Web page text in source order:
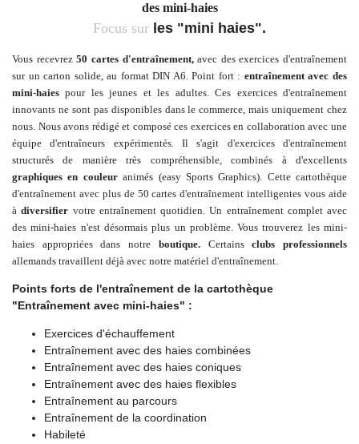
des mini-haies
Focus sur les "mini haies".
Vous recevrez50 cartes d'entraînement,avec des exercices d'entraînement
sur un carton solide, au format DIN A6. Point fort : entraînement avec des
mini-haies pour les jeunes et les adultes. Ces exercices d'entraînement
innovants ne sont pas disponibles dans le commerce, mais uniquement chez
nous. Nous avons rédigé et composéces exercices en collaboration avec une
équipe d'entraîneurs expérimentés. Il s'agit d'exercices d'entraînement
structurés de manière très compréhensible, combinés à d'excellents
graphiques en couleuranimés (easy Sports Graphics). Cette cartothèque
d'entraînement avec plus de 50 cartes d'entraînement intelligentes vous aide
àdiversifier votre entraînement quotidien. Un entraînement complet avec
des mini-haies n'est désormais plus un problème. Vous trouverez les mini-
haies appropriées dans notre boutique.Certainsclubs professionnels
allemands travaillent déjà avec notre matériel d'entraînement.
Points forts de l'entraînement de la cartothèque
"Entraînement avec mini-haies" :
Exercices d'échauffement
Entraînement avec des haies combinées
Entraînement avec des haies coniques
Entraînement avec des haies flexibles
Entraînement au parcours
Entraînement de la coordination
Habileté